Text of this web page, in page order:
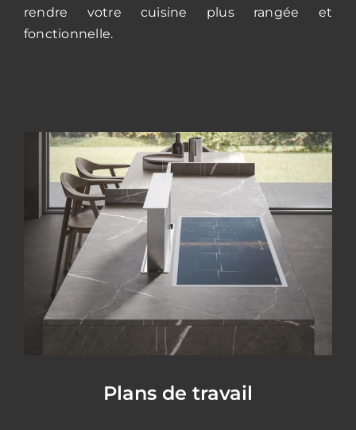
rendre votre cuisine plus rangée et
fonctionnelle.
Plans de travail